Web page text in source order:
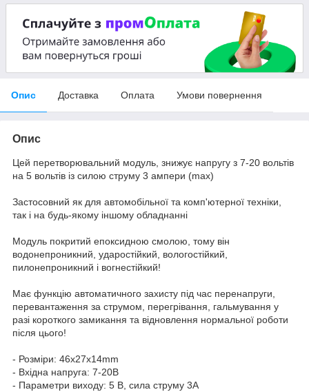
Опис Доставка Оплата Умови повернення
Опис
Цей перетворювальний модуль, знижує напругу з 7-20 вольтів
на 5 вольтів із силою струму 3 ампери (max)
Застосовний як для автомобільної та комп'ютерної техніки,
так і на будь-якому іншому обладнанні
Модуль покритий епоксидною смолою, тому він
водонепроникний, ударостійкий, вологостійкий,
пилонепроникний і вогнестійкий!
Має функцію автоматичного захисту під час перенапруги,
перевантаження за струмом, перегрівання, гальмування у
разі короткого замикання та відновлення нормальної роботи
після цього!
- Розміри: 46x27x14mm
- Вхідна напруга: 7-20В
- Параметри виходу: 5 В, сила струму 3A